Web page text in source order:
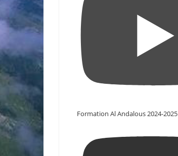
Formation Al Andalous 2024-2025